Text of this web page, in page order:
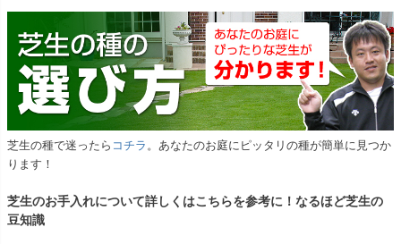
芝生の種で迷ったら コチラ 。あなたのお庭にピッタリの種が簡単に見つか
ります！
芝生のお手入れについて詳しくはこちらを参考に！なるほど芝生の
豆知識